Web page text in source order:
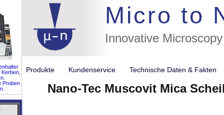
Proben
Micro to
Innovative
//flags
Produkte Kundenservice Technische Daten & Fakten
Nano-Tec Muscovit Mica